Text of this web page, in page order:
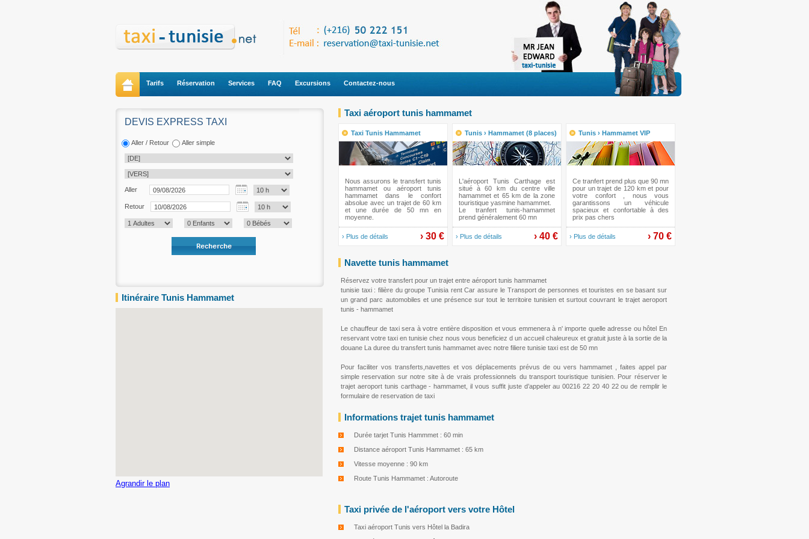
Tarifs Réservation Services FAQ Excursions Contactez-nous
DEVIS EXPRESS TAXI
Aller / Retour Aller simple
Aller
Retour
Itinéraire Tunis Hammamet
Agrandir le plan
Taxi aéroport tunis hammamet
Taxi Tunis Hammamet
Nous assurons le transfert tunis
hammamet ou aéroport tunis
hammamet dans le confort
absolue avec un trajet de 60 km
et une durée de 50 mn en
moyenne.
› Plus de détails › 30 €
Tunis › Hammamet (8 places)
L'aéroport Tunis Carthage est
situé à 60 km du centre ville
hamammet et 65 km de la zone
touristique yasmine hamammet.
Le tranfert tunis-hamammet
prend généralement 60 mn
› Plus de détails › 40 €
Tunis › Hammamet VIP
Ce tranfert prend plus que 90 mn
pour un trajet de 120 km et pour
votre confort , nous vous
garantissons un véhicule
spacieux et confortable à des
prix pas chers
› Plus de détails › 70 €
Navette tunis hammamet
Réservez votre transfert pour un trajet entre aéroport tunis hammamet
tunisie taxi : filière du groupe Tunisia rent Car assure le Transport de personnes et touristes en se basant sur
un grand parc automobiles et une présence sur tout le territoire tunisien et surtout couvrant le trajet aeroport
tunis - hammamet
Le chauffeur de taxi sera à votre entière disposition et vous emmenera à n' importe quelle adresse ou hôtel En
reservant votre taxi en tunisie chez nous vous beneficiez d un accueil chaleureux et gratuit juste à la sortie de la
douane La duree du transfert tunis hammamet avec notre filiere tunisie taxi est de 50 mn
Pour faciliter vos transferts,navettes et vos déplacements prévus de ou vers hammamet , faites appel par
simple reservation sur notre site à de vrais professionnels du transport touristique tunisien. Pour réserver le
trajet aeroport tunis carthage - hammamet, il vous suffit juste d’appeler au 00216 22 20 40 22 ou de remplir le
formulaire de reservation de taxi
Informations trajet tunis hammamet
Durée tarjet Tunis Hammmet : 60 min
Distance aéroport Tunis Hammamet : 65 km
Vitesse moyenne : 90 km
Route Tunis Hammamet : Autoroute
Taxi privée de l'aéroport vers votre Hôtel
Taxi aéroport Tunis vers Hôtel la Badira